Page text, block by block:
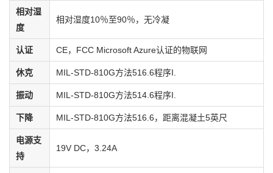
相对湿
度
相对湿度10％至90％，无冷凝
认证 CE，FCC Microsoft Azure认证的物联网
休克 MIL-STD-810G方法516.6程序I.
振动 MIL-STD-810G方法514.6程序I.
下降 MIL-STD-810G方法516.6，距离混凝土5英尺
电源支
持
19V DC，3.24A